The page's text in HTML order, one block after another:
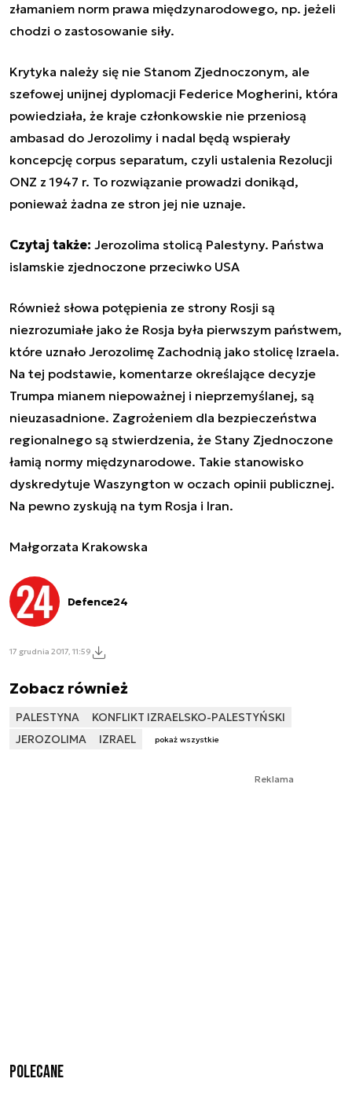
złamaniem norm prawa międzynarodowego, np. jeżeli
chodzi o zastosowanie siły.
Krytyka należy się nie Stanom Zjednoczonym, ale
szefowej unijnej dyplomacji Federice Mogherini, która
powiedziała, że kraje członkowskie nie przeniosą
ambasad do Jerozolimy i nadal będą wspierały
koncepcję corpus separatum, czyli ustalenia Rezolucji
ONZ z 1947 r. To rozwiązanie prowadzi donikąd,
ponieważ żadna ze stron jej nie uznaje.
Czytaj także: Jerozolima stolicą Palestyny. Państwa
islamskie zjednoczone przeciwko USA
Również słowa potępienia ze strony Rosji są
niezrozumiałe jako że Rosja była pierwszym państwem,
które uznało Jerozolimę Zachodnią jako stolicę Izraela.
Na tej podstawie, komentarze określające decyzje
Trumpa mianem niepoważnej i nieprzemyślanej, są
nieuzasadnione. Zagrożeniem dla bezpieczeństwa
regionalnego są stwierdzenia, że Stany Zjednoczone
łamią normy międzynarodowe. Takie stanowisko
dyskredytuje Waszyngton w oczach opinii publicznej.
Na pewno zyskują na tym Rosja i Iran.
Małgorzata Krakowska
Defence24
17 grudnia 2017, 11:59
Zobacz również
PALESTYNA
KONFLIKT IZRAELSKO-PALESTYŃSKI
JEROZOLIMA
IZRAEL pokaż wszystkie
Reklama
Polecane